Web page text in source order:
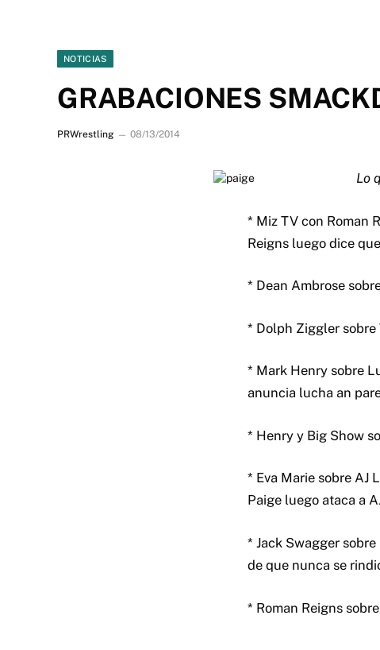
NOTICIAS
GRABACIONES
PRWrestling 08/13/2014
Lo
* Miz TV con Roman
Reigns luego dice
* Dean Ambrose
* Dolph Ziggler sobre
* Mark Henry sobre
anuncia lucha an
* Henry y Big Show
* Eva Marie sobre AJ
Paige luego ataca a
* Jack Swagger
de que nunca se
* Roman Reigns